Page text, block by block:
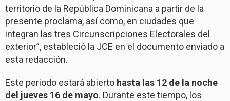
territorio de la República Dominicana a partir de la
presente proclama, así como, en ciudades que
integran las tres Circunscripciones Electorales del
exterior”, estableció la JCE en el documento enviado a
esta redacción.
Este periodo estará abierto hasta las 12 de la noche
del jueves 16 de mayo. Durante este tiempo, los